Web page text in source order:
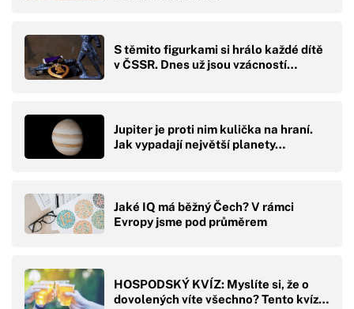
S těmito figurkami si hrálo každé dítě
v ČSSR. Dnes už jsou vzácností…
Jupiter je proti nim kulička na hraní.
Jak vypadají největší planety…
Jaké IQ má běžný Čech? V rámci
Evropy jsme pod průměrem
HOSPODSKÝ KVÍZ: Myslíte si, že o
dovolených víte všechno? Tento kvíz…